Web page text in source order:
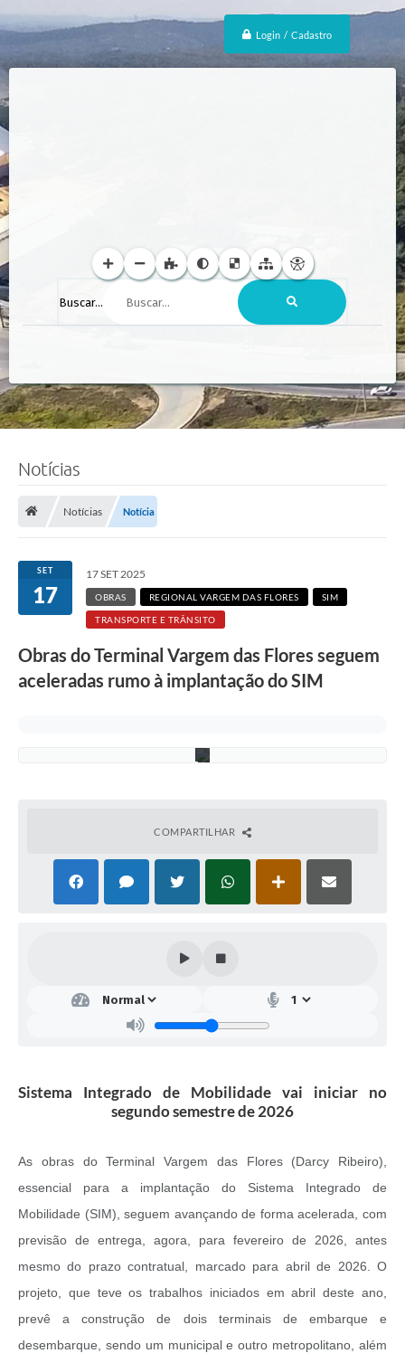
Login / Cadastro
Buscar...
Notícias
Notícias Notícia
SET
17
17 SET 2025
OBRAS REGIONAL VARGEM DAS FLORES SIM
TRANSPORTE E TRÂNSITO
Obras do Terminal Vargem das Flores seguem
aceleradas rumo à implantação do SIM
r
d
o
i
a
COMPARTILHAR
Sistema Integrado de Mobilidade vai iniciar no
segundo semestre de 2026
As obras do Terminal Vargem das Flores (Darcy Ribeiro),
essencial para a implantação do Sistema Integrado de
Mobilidade (SIM), seguem avançando de forma acelerada, com
previsão de entrega, agora, para fevereiro de 2026, antes
mesmo do prazo contratual, marcado para abril de 2026. O
projeto, que teve os trabalhos iniciados em abril deste ano,
prevê a construção de dois terminais de embarque e
desembarque, sendo um municipal e outro metropolitano, além